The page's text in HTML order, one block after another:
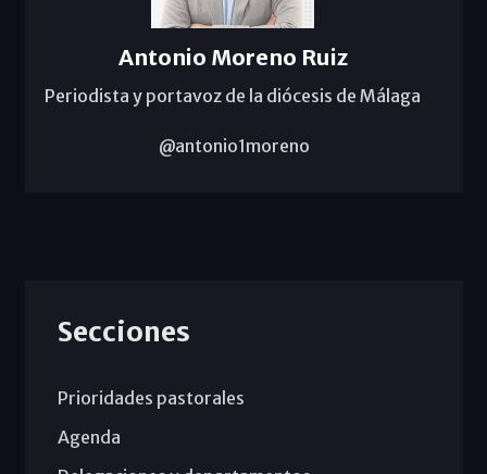
Antonio Moreno Ruiz
Periodista y portavoz de la diócesis de Málaga
@antonio1moreno
Secciones
Prioridades pastorales
Agenda